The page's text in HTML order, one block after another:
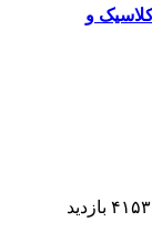
و
۴۱۵۳ بازدید